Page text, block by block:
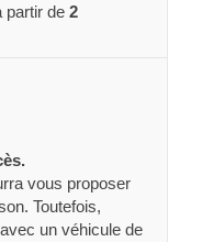
partir de 2
vous proposer
Toutefois,
un véhicule de